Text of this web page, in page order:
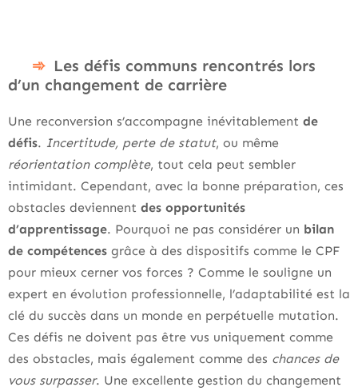
Les défis communs rencontrés lors
d’un changement de carrière
Une reconversion s’accompagne inévitablement de
défis. Incertitude, perte de statut, ou même
réorientation complète, tout cela peut sembler
intimidant. Cependant, avec la bonne préparation, ces
obstacles deviennent des opportunités
d’apprentissage. Pourquoi ne pas considérer un bilan
de compétences grâce à des dispositifs comme le CPF
pour mieux cerner vos forces ? Comme le souligne un
expert en évolution professionnelle, l’adaptabilité est la
clé du succès dans un monde en perpétuelle mutation.
Ces défis ne doivent pas être vus uniquement comme
des obstacles, mais également comme des chances de
vous surpasser. Une excellente gestion du changement